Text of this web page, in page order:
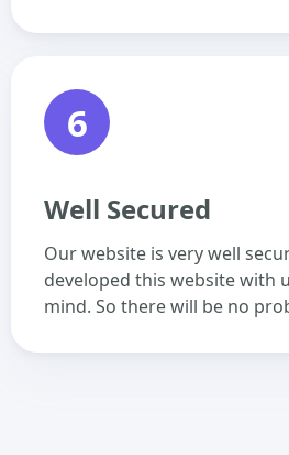
6
Well Secured
Our website is very well
developed this website with
mind. So there will be no